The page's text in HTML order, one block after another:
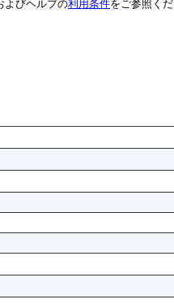
よびヘルプの利用条件をご参照く